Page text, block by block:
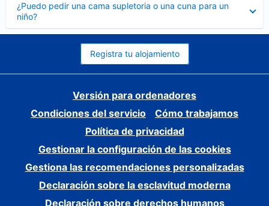
¿Puedo pedir una cama supletoria o una cuna para un
niño?
cerrado
Registra tu alojamiento
Versión para ordenadores
Condiciones del servicio
Cómo trabajamos
Política de privacidad
Gestionar la configuración de las cookies
Gestiona las recomendaciones personalizadas
Declaración sobre la esclavitud moderna
Declaración sobre derechos humanos